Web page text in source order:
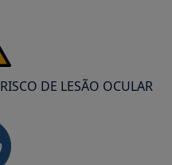
RISCO DE LESÃO OCULAR